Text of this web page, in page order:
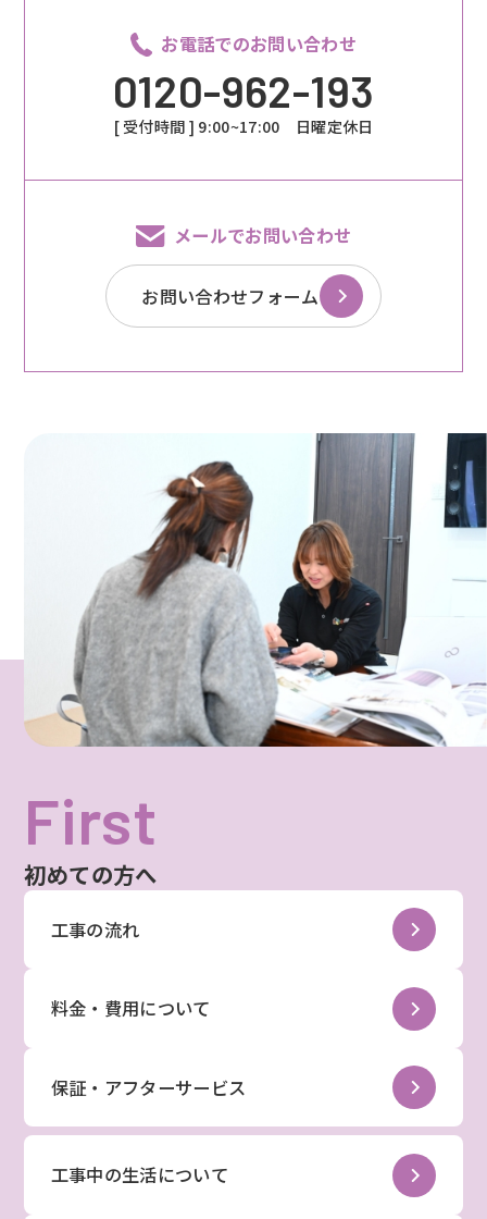
お電話でのお問い合わせ
0120-962-193
[ 受付時間 ] 9:00~17:00 日曜定休日
メールでお問い合わせ
お問い合わせフォーム
First
初めての方へ
工事の流れ
料金・費用について
保証・アフターサービス
工事中の生活について